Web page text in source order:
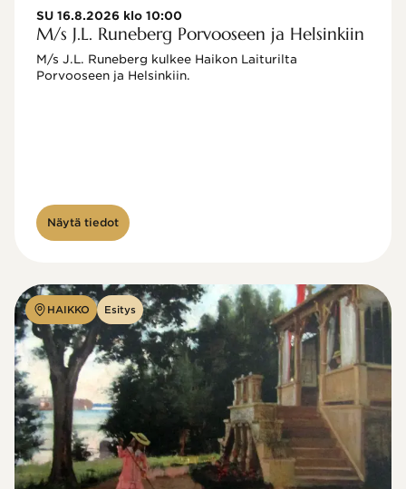
SU 16.8.2026 klo 10:00
M/s J.L. Runeberg Porvooseen ja Helsinkiin
M/s J.L. Runeberg kulkee Haikon Laiturilta
Porvooseen ja Helsinkiin.
Näytä tiedot
HAIKKO Esitys